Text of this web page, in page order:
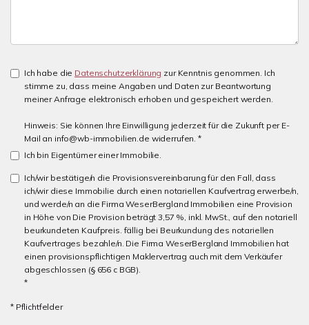
Ich habe die Datenschutzerklärung zur Kenntnis genommen. Ich
stimme zu, dass meine Angaben und Daten zur Beantwortung
meiner Anfrage elektronisch erhoben und gespeichert werden.
Hinweis: Sie können Ihre Einwilligung jederzeit für die Zukunft per E-
Mail an info@wb-immobilien.de widerrufen. *
Ich bin Eigentümer einer Immobilie.
Ich/wir bestätige/n die Provisionsvereinbarung für den Fall, dass
ich/wir diese Immobilie durch einen notariellen Kaufvertrag erwerbe/n,
und werde/n an die Firma WeserBergland Immobilien eine Provision
in Höhe von Die Provision beträgt 3,57 %, inkl. MwSt., auf den notariell
beurkundeten Kaufpreis. fällig bei Beurkundung des notariellen
Kaufvertrages bezahle/n. Die Firma WeserBergland Immobilien hat
einen provisionspflichtigen Maklervertrag auch mit dem Verkäufer
abgeschlossen (§ 656 c BGB).
*
* Pflichtfelder